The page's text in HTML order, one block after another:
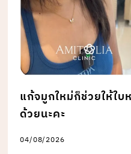
แก้จมูกใหม่ก็ช่วยให้ใบ
ด้วยนะคะ
04/08/2026